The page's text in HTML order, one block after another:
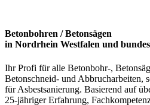
Betonbohren / Betonsägen
in Nordrhein Westfalen und
Ihr Profi für alle Betonbohr-,
Betonschneid- und Abbrucharbeiten,
für Asbestsanierung. Basierend auf
25-jähriger Erfahrung,